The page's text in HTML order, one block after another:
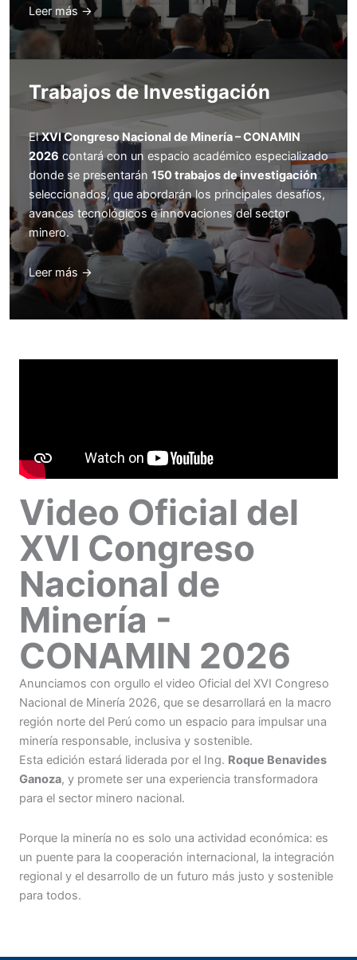
Leer más →
Trabajos de Investigación
ElXVI Congreso Nacional de Minería – CONAMIN
2026 contará con un espacio académico especializado
donde se presentarán 150 trabajos de investigación
seleccionados, que abordarán los principales desafíos,
avances tecnológicos e innovaciones del sector
minero.
Leer más →
Video Oficial del
XVI Congreso
Nacional de
Minería -
CONAMIN 2026
Anunciamos con orgullo el video Oficial del XVI Congreso
Nacional de Minería 2026, que se desarrollará en la macro
región norte del Perú como un espacio para impulsar una
minería responsable, inclusiva y sostenible.
Esta edición estará liderada por el Ing. Roque Benavides
Ganoza, y promete ser una experiencia transformadora
para el sector minero nacional.
Porque la minería no es solo una actividad económica: es
un puente para la cooperación internacional, la integración
regional y el desarrollo de un futuro más justo y sostenible
para todos.